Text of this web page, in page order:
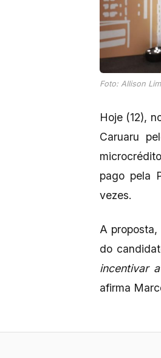
Foto: Allison
Hoje (12),
Caruaru
pago pela
vezes.
A proposta,
do
incentivar
afirma